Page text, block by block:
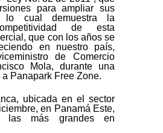
para ampliar sus
lo cual demuestra la
de esta
que con los años se
en nuestro país,
de Comercio
Mola, durante una
Panapark Free Zone.
ubicada en el sector
en Panamá Este,
más grandes en